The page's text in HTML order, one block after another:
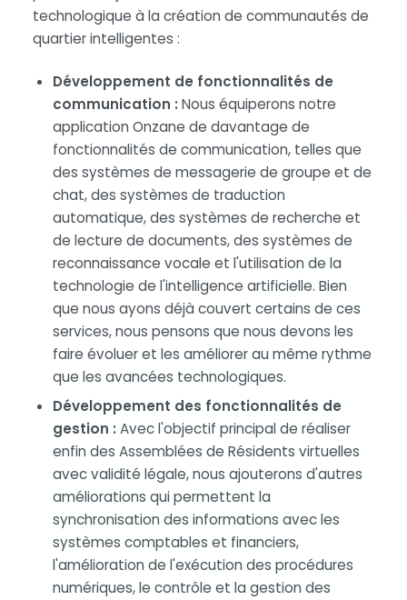
technologique à la création de communautés de
quartier intelligentes :
Développement de fonctionnalités de
communication :Nous équiperons notre
application Onzane de davantage de
fonctionnalités de communication, telles que
des systèmes de messagerie de groupe et de
chat, des systèmes de traduction
automatique, des systèmes de recherche et
de lecture de documents, des systèmes de
reconnaissance vocale et l'utilisation de la
technologie de l'intelligence artificielle. Bien
que nous ayons déjà couvert certains de ces
services, nous pensons que nous devons les
faire évoluer et les améliorer au même rythme
que les avancées technologiques.
Développement des fonctionnalités de
gestion :Avec l'objectif principal de réaliser
enfin des Assemblées de Résidents virtuelles
avec validité légale, nous ajouterons d'autres
améliorations qui permettent la
synchronisation des informations avec les
systèmes comptables et financiers,
l'amélioration de l'exécution des procédures
numériques, le contrôle et la gestion des